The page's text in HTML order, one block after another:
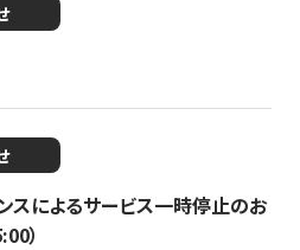
スによるサービス一時停止のお
）